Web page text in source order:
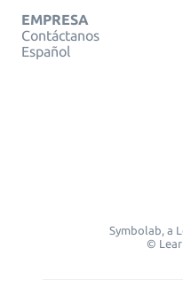
EMPRESA
Contáctanos
Español
Symbolab, a
©